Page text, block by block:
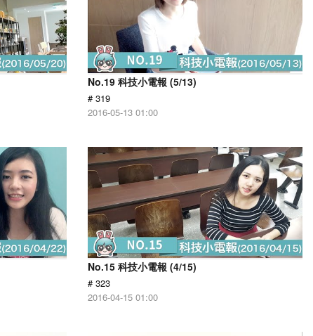
No.19 科技小電報 (5/13)
# 319
2016-05-13 01:00
No.15 科技小電報 (4/15)
# 323
2016-04-15 01:00